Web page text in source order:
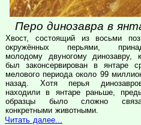
Перо динозавра в
Хвост, состоящий из восьми
окружённых перьями,
молодому двуногому динозавру,
был законсервирован в янтаре
мелового периода около 99
назад. Хотя перья
находили в янтаре раньше,
образцы было сложно
конкретными животными.
Читать далее...